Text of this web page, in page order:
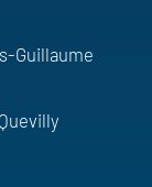
Guillaume